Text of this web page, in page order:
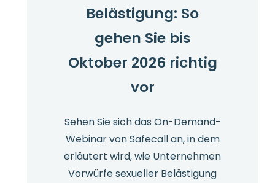
Belästigung: So
gehen Sie bis
Oktober 2026 richtig
vor
Sehen Sie sich das On-Demand-
Webinar von Safecall an, in dem
erläutert wird, wie Unternehmen
Vorwürfe sexueller Belästigung